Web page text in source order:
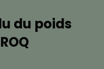
du poids